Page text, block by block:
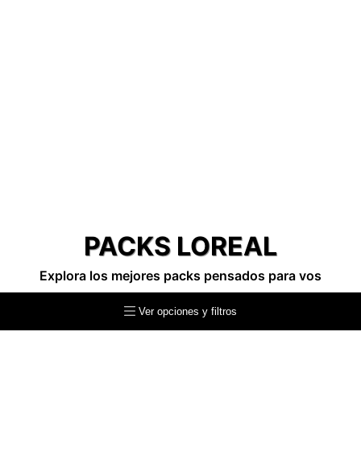
PACKS LOREAL
Explora los mejores packs pensados para vos
Ver opciones y filtros